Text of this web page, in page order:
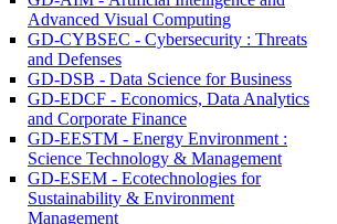
Advanced Visual Computing
GD-CYBSEC - Cybersecurity : Threats
and Defenses
GD-DSB - Data Science for Business
GD-EDCF - Economics, Data Analytics
and Corporate Finance
GD-EESTM - Energy Environment :
Science Technology & Management
GD-ESEM - Ecotechnologies for
Sustainability & Environment
Management